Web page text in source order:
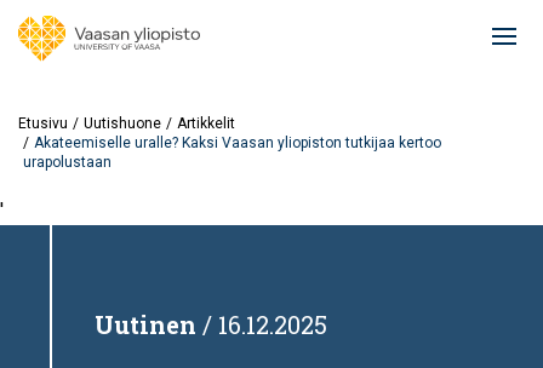
Etusivu Uutishuone
Artikkelit
Akateemiselle uralle? Kaksi Vaasan yliopiston tutkijaa kertoo
urapolustaan
'
Uutinen 16.12.2025